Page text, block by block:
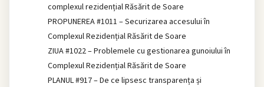
complexul rezidențial Răsărit de Soare
PROPUNEREA #1011 – Securizarea accesului în
Complexul Rezidențial Răsărit de Soare
ZIUA #1022 – Problemele cu gestionarea gunoiului în
Complexul Rezidențial Răsărit de Soare
PLANUL #917 – De ce lipsesc transparența și